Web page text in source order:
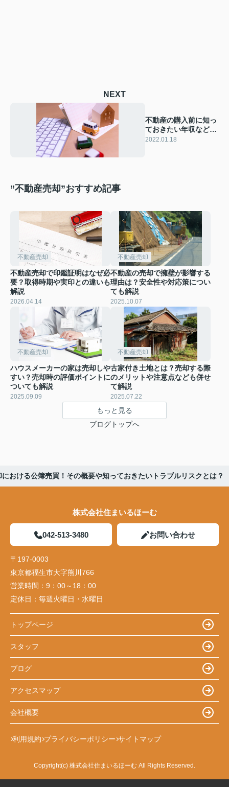
NEXT
不動産の購入前に知っ
ておきたい年収などの
目安を解説
2022.01.18
”不動産売却”おすすめ記事
不動産売却
不動産売却で印鑑証明はなぜ必
要？取得時期や実印との違いも
解説
2026.04.14
不動産売却
不動産の売却で擁壁が影響する
理由は？安全性や対応策につい
ても解説
2025.10.07
不動産売却
ハウスメーカーの家は売却しや
すい？売却時の評価ポイントに
ついても解説
2025.09.09
不動産売却
古家付き土地とは？売却する際
のメリットや注意点なども併せ
て解説
2025.07.22
もっと見る
ブログトップへ
おける公簿売買！その概要や知っておきたいトラブルリスクとは？
株式会社住まいるほーむ
042-513-3480 お問い合わせ
〒197-0003
東京都福生市大字熊川766
営業時間： 9：00～18：00
定休日： 毎週火曜日・水曜日
トップページ
スタッフ
ブログ
アクセスマップ
会社概要
利用規約 プライバシーポリシー サイトマップ
Copyright(c) 株式会社住まいるほーむ All Rights Reserved.